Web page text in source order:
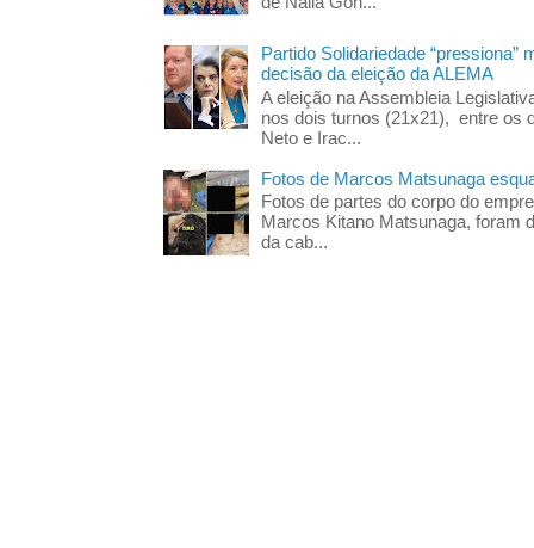
Partido Solidariedade “pressiona”
decisão da eleição da ALEMA
A eleição na Assembleia
nos dois turnos (21x21), entre os
Neto e Irac...
Fotos de Marcos Matsunaga
Fotos de partes do corpo do
Marcos Kitano Matsunaga, foram
da cab...